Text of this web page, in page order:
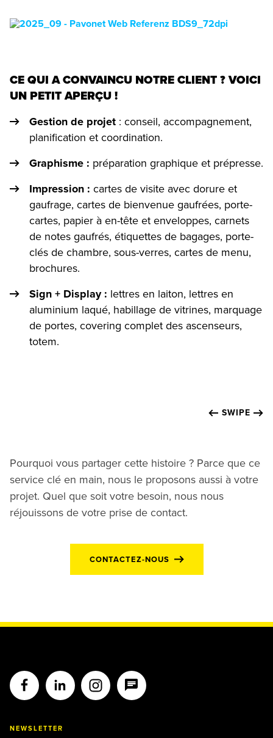
CE QUI A CONVAINCU NOTRE CLIENT ? VOICI
UN PETIT APERÇU !
Gestion de projet : conseil, accompagnement,
planification et coordination.
Graphisme : préparation graphique et prépresse.
Impression : cartes de visite avec dorure et
gaufrage, cartes de bienvenue gaufrées, porte-
cartes, papier à en-tête et enveloppes, carnets
de notes gaufrés, étiquettes de bagages, porte-
clés de chambre, sous-verres, cartes de menu,
brochures.
Sign + Display : lettres en laiton, lettres en
aluminium laqué, habillage de vitrines, marquage
de portes, covering complet des ascenseurs,
totem.
SWIPE
Pourquoi vous partager cette histoire ? Parce que ce
service clé en main, nous le proposons aussi à votre
projet. Quel que soit votre besoin, nous nous
réjouissons de votre prise de contact.
CONTACTEZ-NOUS
NEWSLETTER